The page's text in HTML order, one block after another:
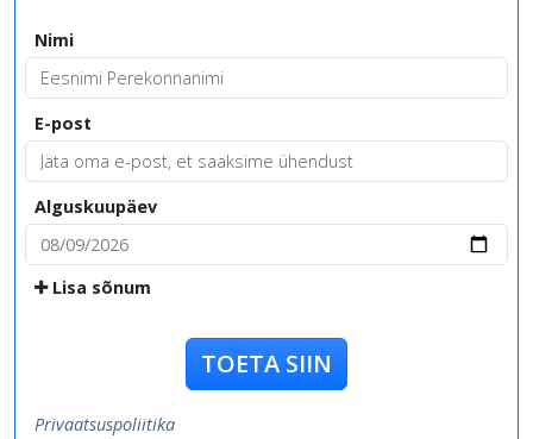
Nimi
E-post
Alguskuupäev
Lisa sõnum
TOETA SIIN
Privaatsuspoliitika